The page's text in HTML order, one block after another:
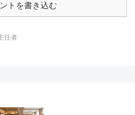
トを書き込む
任者